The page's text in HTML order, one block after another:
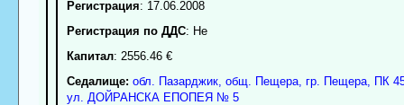
Регистрация: 17.06.2008
Регистрация по ДДС: Нe
Капитал: 2556.46 €
Седалище: обл. Пазарджик, общ. Пещера, гр. Пещера, ПК
ул. ДОЙРАНСКА ЕПОПЕЯ № 5